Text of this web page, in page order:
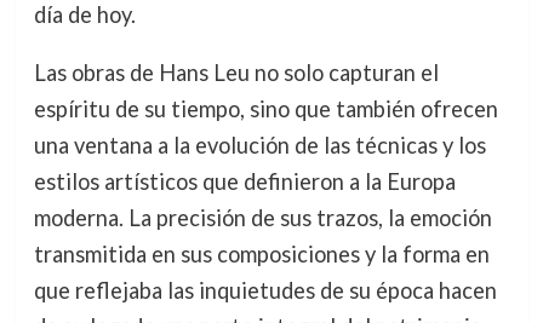
día de hoy.
Las obras de Hans Leu no solo capturan el
espíritu de su tiempo, sino que también ofrecen
una ventana a la evolución de las técnicas y los
estilos artísticos que definieron a la Europa
moderna. La precisión de sus trazos, la emoción
transmitida en sus composiciones y la forma en
que reflejaba las inquietudes de su época hacen